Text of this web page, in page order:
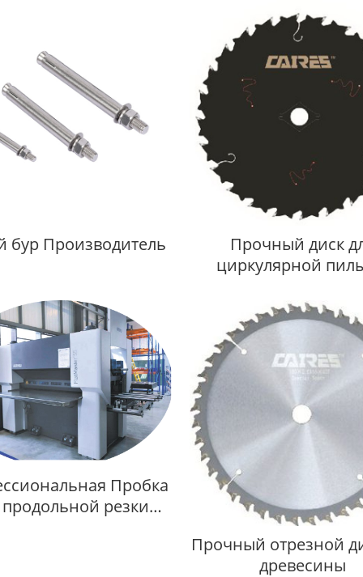
бур Производитель
Прочный диск
циркулярной
Пробка
резки
Прочный отрезной
древесины